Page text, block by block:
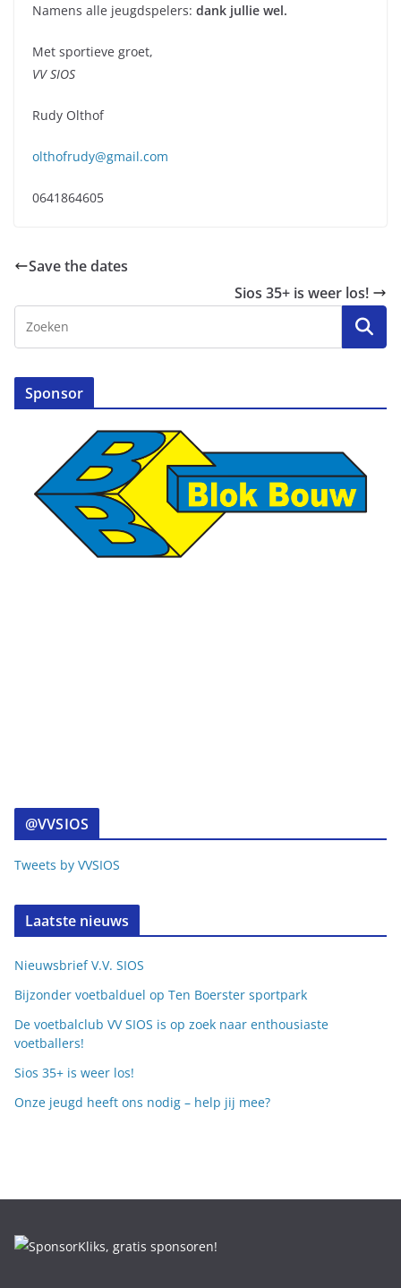
Namens alle jeugdspelers: dank jullie wel.
Met sportieve groet,
VV SIOS
Rudy Olthof
olthofrudy@gmail.com
0641864605
Save the dates
Sios 35+ is weer los!
Sponsor
@VVSIOS
Tweets by VVSIOS
Laatste nieuws
Nieuwsbrief V.V. SIOS
Bijzonder voetbalduel op Ten Boerster sportpark
De voetbalclub VV SIOS is op zoek naar enthousiaste
voetballers!
Sios 35+ is weer los!
Onze jeugd heeft ons nodig – help jij mee?